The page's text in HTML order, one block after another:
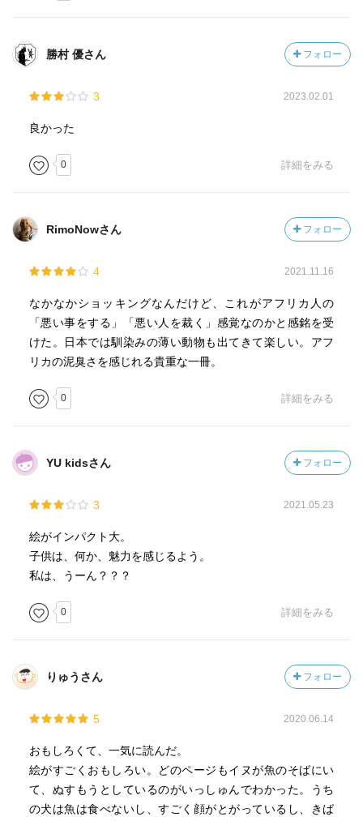
勝村 優さん フォロー
3 2023.02.01
良かった
0 詳細をみる
RimoNowさん フォロー
4 2021.11.16
なかなかショッキングなんだけど、これがアフリカ人の
「悪い事をする」「悪い人を裁く」感覚なのかと感銘を受
けた。日本では馴染みの薄い動物も出てきて楽しい。アフ
リカの泥臭さを感じれる貴重な一冊。
0 詳細をみる
YU kidsさん フォロー
3 2021.05.23
絵がインパクト大。
子供は、何か、魅力を感じるよう。
私は、うーん？？？
0 詳細をみる
りゅうさん フォロー
5 2020.06.14
おもしろくて、一気に読んだ。
絵がすごくおもしろい。どのページもイヌが魚のそばにい
て、ぬすもうとしているのがいっしゅんでわかった。うち
の犬は魚は食べないし、すごく顔がとがっているし、きば